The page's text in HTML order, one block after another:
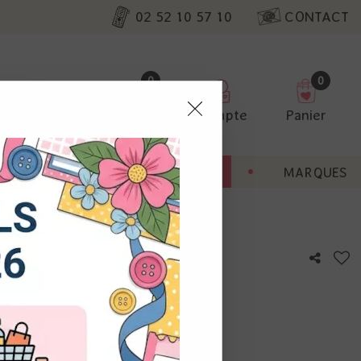
02 52 10 57 10 CONTACT
0
Compte
0
Panier
BONNES AFFAIRES MARQUES
- Milled Lavender
avis !
nos
non
Vous
à droite